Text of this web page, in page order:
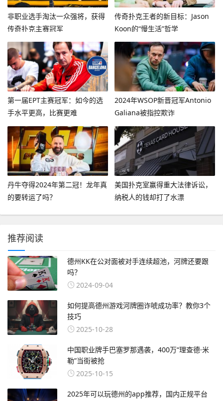
非职业选手淘汰一众强将，获得
传奇扑克主赛冠军
传奇扑克王者的新目标：Jason
Koon的“慢生活”哲学
第一届EPT主赛冠军：如今的选
手水平更高，比赛更难
2024年WSOP新晋冠军Antonio
Galiana被指控欺诈
丹牛夺得2024年第二冠！龙年真
的要转运了吗？
美国扑克室赢得重大法律诉讼，
纳税人的钱却打了水漂
推荐阅读
德州KK在公对面被对手连续超池，河牌还要跟
吗？
2024-09-04
如何提高德州游戏河牌圈诈唬成功率？教你3个
技巧
2025-10-28
中国职业牌手巴塞罗那遇袭，400万“理查德·米
勒”当街被抢
2025-10-15
2025年可以玩德州的app推荐，国内正规平台